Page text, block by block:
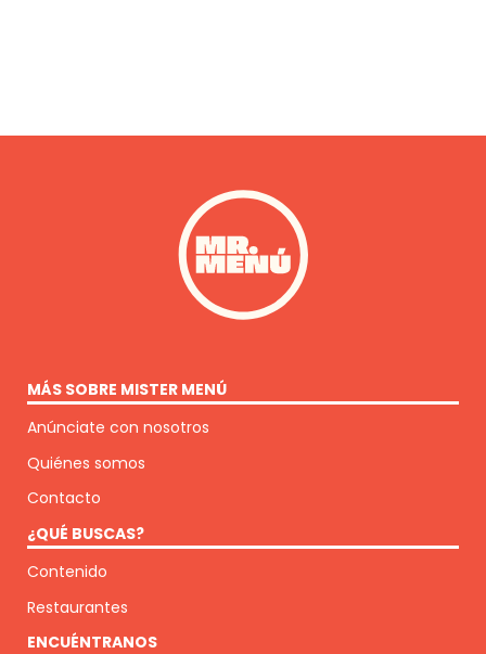
MÁS SOBRE MISTER MENÚ
Anúnciate con nosotros
Quiénes somos
Contacto
¿QUÉ BUSCAS?
Contenido
Restaurantes
ENCUÉNTRANOS